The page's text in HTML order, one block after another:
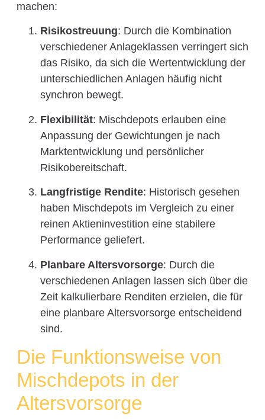
machen:
Risikostreuung: Durch die Kombination
verschiedener Anlageklassen verringert sich
das Risiko, da sich die Wertentwicklung der
unterschiedlichen Anlagen häufig nicht
synchron bewegt.
Flexibilität: Mischdepots erlauben eine
Anpassung der Gewichtungen je nach
Marktentwicklung und persönlicher
Risikobereitschaft.
Langfristige Rendite: Historisch gesehen
haben Mischdepots im Vergleich zu einer
reinen Aktieninvestition eine stabilere
Performance geliefert.
Planbare Altersvorsorge: Durch die
verschiedenen Anlagen lassen sich über die
Zeit kalkulierbare Renditen erzielen, die für
eine planbare Altersvorsorge entscheidend
sind.
Die Funktionsweise von
Mischdepots in der
Altersvorsorge